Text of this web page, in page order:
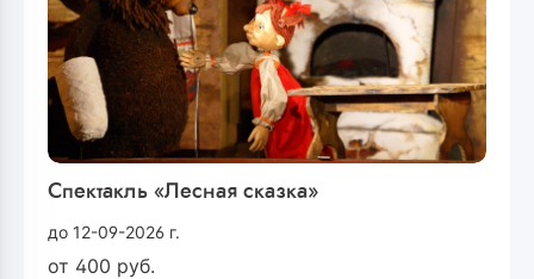
Спектакль «Лесная сказка»
до 12-09-2026 г.
от 400 руб.